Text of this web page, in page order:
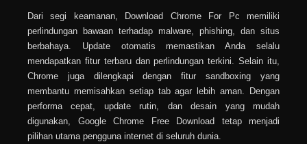
Dari segi keamanan, Download Chrome For Pc memiliki
perlindungan bawaan terhadap malware, phishing, dan situs
berbahaya. Update otomatis memastikan Anda selalu
mendapatkan fitur terbaru dan perlindungan terkini. Selain itu,
Chrome juga dilengkapi dengan fitur sandboxing yang
membantu memisahkan setiap tab agar lebih aman. Dengan
performa cepat, update rutin, dan desain yang mudah
digunakan, Google Chrome Free Download tetap menjadi
pilihan utama pengguna internet di seluruh dunia.